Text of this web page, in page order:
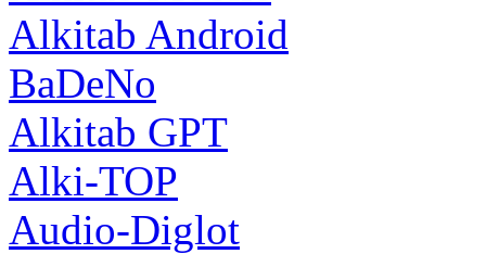
Alkitab Android
BaDeNo
Alkitab GPT
Alki-TOP
Audio-Diglot